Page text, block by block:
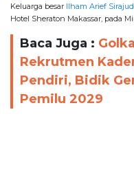
Keluarga besar Ilham Arief
Hotel Sheraton Makassar, pada
Baca Juga :
Rekrutmen
Pendiri, Bidik
Pemilu 2029